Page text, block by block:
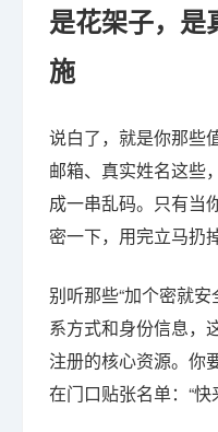
是花架子，是
施
说白了，就是你那些
邮箱、真实姓名这些
成一串乱码。只有当
密一下，用完立马扔掉
别听那些“加个密就
系方式和身份信息，
注册的核心资源。你
在门口贴张名单：“快